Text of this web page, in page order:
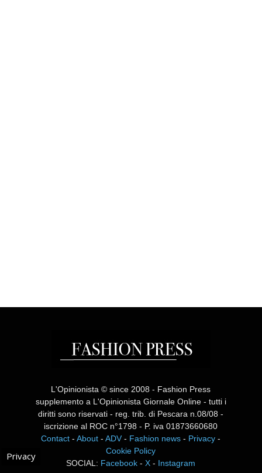
L'Opinionista © since 2008 - Fashion Press
supplemento a L'Opinionista Giornale Online - tutti i
diritti sono riservati - reg. trib. di Pescara n.08/08 -
iscrizione al ROC n°1798 - P. iva 01873660680
Contact -About -ADV - Fashion news - Privacy -
Cookie Policy
SOCIAL: Facebook -X - Instagram
Privacy